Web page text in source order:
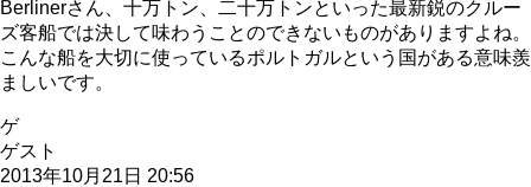
Berlinerさん、十万トン、二十万トンといった最新鋭のクルー
ズ客船では決して味わうことのできないものがありますよね。
こんな船を大切に使っているポルトガルという国がある意味羨
ましいです。
ゲ
ゲスト
2013年10月21日 20:56